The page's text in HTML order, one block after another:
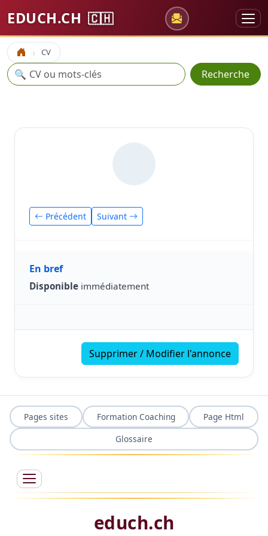
EDUCH.CH 🇨🇭
Accueil CV
Recherche
🔍 Recherche
Précédent Suivant
En bref
Disponible immédiatement
Supprimer / Modifier l'annonce
Pages sites Formation Coaching
Page Html
Glossaire
educh.ch